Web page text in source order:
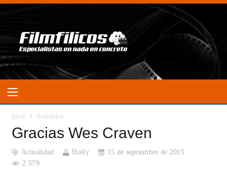
Inicio Actualidad
Gracias Wes Craven
Actualidad Holly
15 de septiembre de 2015
2.579